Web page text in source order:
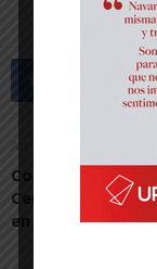
Artículo anterior
Consorcio EDER
Centro BTT para
en Cintruénigo